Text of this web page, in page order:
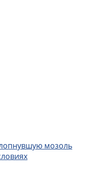
мозоль